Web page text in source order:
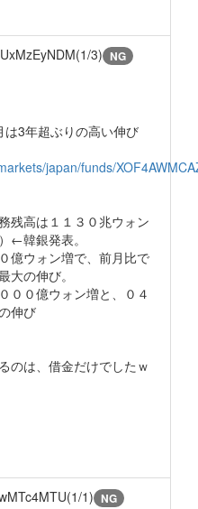
3) NG
は3年超ぶりの高い伸び
japan/funds/
残高は１１３０兆ウォン
←韓銀発表。
億ウォン増で、前月比で
大の伸び。
００億ウォン増と、０４
伸び
のは、借金だけでしたｗ
1) NG